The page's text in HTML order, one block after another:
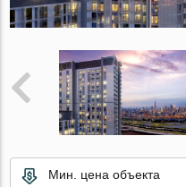
Мин. цена объекта